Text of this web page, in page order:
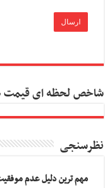
شاخص لحظه ای قیمت
نظرسنجی
مهم ترین دلیل عدم